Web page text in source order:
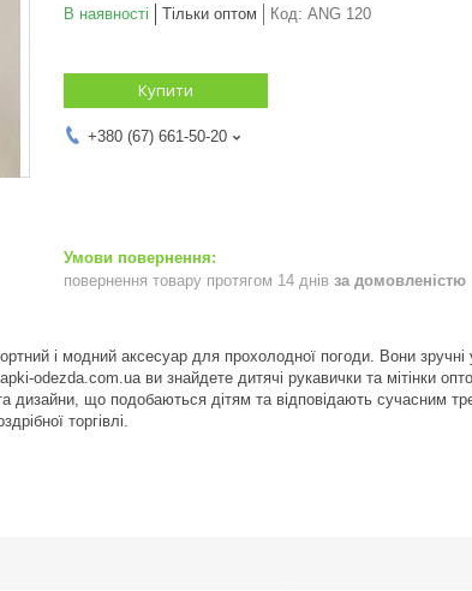
В наявності Тільки оптом Код: ANG 120
Купити
+380 (67) 661-50-20
повернення товару протягом 14 днів за домовленістю
і модний аксесуар для прохолодної погоди. Вони
odezda.com.ua ви знайдете дитячі рукавички та мітінки
дизайни, що подобаються дітям та відповідають сучасним
торгівлі.